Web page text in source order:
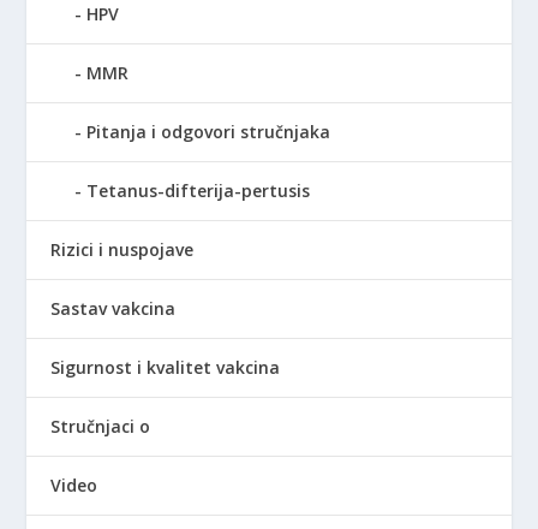
HPV
MMR
Pitanja i odgovori stručnjaka
Tetanus-difterija-pertusis
Rizici i nuspojave
Sastav vakcina
Sigurnost i kvalitet vakcina
Stručnjaci o
Video